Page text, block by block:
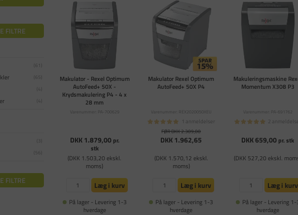
FILTRE
(61 )
(65)
(4)
(4)
( 3)
( 56 )
FILTRE
Makulator - Rexel Optimum
AutoFeed+ 50X -
Krydsmakulering P4 - 4 x
28 mm
Varenummer: PA-700629
DKK 1.879,00pr.
stk
(DKK 1.503,20 ekskl.
moms)
Læg i kurv
På lager - Levering 1-3
hverdage
Makulator Rexel Optimum
AutoFeed+ 50X P4
Varenummer: REX2020050XEU
1 anmeldelser
FØR DKK 2.309,00
DKK 1.962,65
(DKK 1.570,12 ekskl.
moms)
Læg i kurv
På lager - Levering 1-3
hverdage
Makuleringsmaskine
Momentum X308 P3
Varenummer: PA-691762
2
DKK 659,00 pr. stk
(DKK 527,20 ekskl.
Læg i kurv
På lager - Levering 1-
hverdage